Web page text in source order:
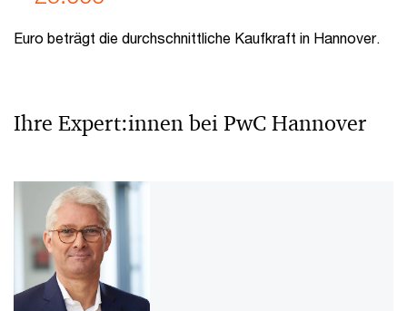
Euro beträgt die durchschnittliche Kaufkraft in Hannover.
­Ihre Expert:innen bei PwC Hannover